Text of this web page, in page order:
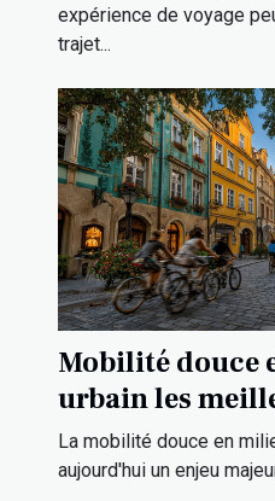
expérience de voyage
trajet...
Mobilité douce
urbain les
européennes
La mobilité douce en
aujourd'hui un enjeu